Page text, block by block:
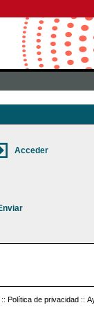
:: Política de privacidad ::